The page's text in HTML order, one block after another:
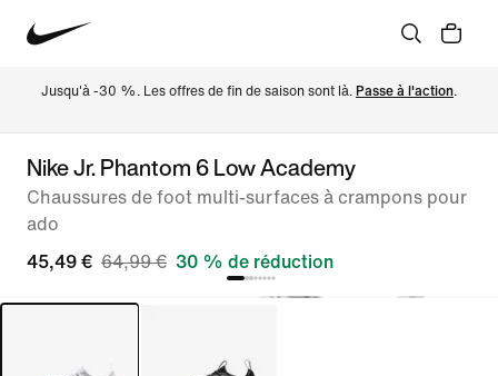
Jusqu'à -30 %. Les offres de fin de saison sont là. Passe à l'action.
Nike Jr. Phantom 6 Low Academy
Chaussures de foot multi-surfaces à crampons pour
ado
45,49 € 64,99 € 30 % de réduction